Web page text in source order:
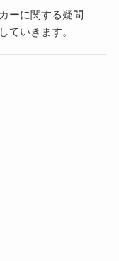
ーに関する疑問
ていきます。